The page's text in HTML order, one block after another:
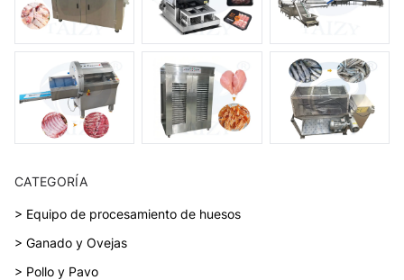
CATEGORÍA
> Equipo de procesamiento de huesos
> Ganado y Ovejas
> Pollo y Pavo